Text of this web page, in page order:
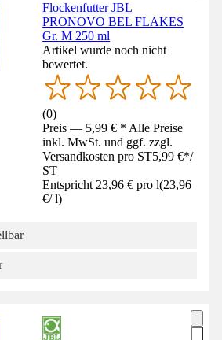
Flockenfutter JBL
PRONOVO BEL FLAKES
Gr. M 250 ml
Artikel wurde noch nicht
bewertet.
(0)
Preis — 5,99 € * Alle Preise
inkl. MwSt. und ggf. zzgl.
Versandkosten pro ST5,99 €*/
ST
Entspricht 23,96 € pro l(23,96
€/ l)